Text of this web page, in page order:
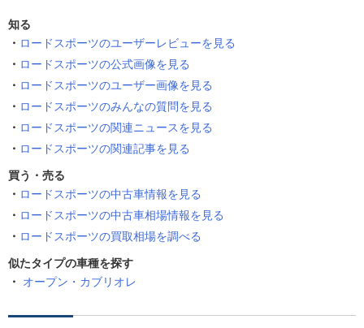
知る
ロードスポーツのユーザーレビューを見る
ロードスポーツの公式画像を見る
ロードスポーツのユーザー画像を見る
ロードスポーツのみんなの質問を見る
ロードスポーツの関連ニュースを見る
ロードスポーツの関連記事を見る
買う・売る
ロードスポーツの中古車情報を見る
ロードスポーツの中古車相場情報を見る
ロードスポーツの買取相場を調べる
似たタイプの車種を探す
オープン・カブリオレ